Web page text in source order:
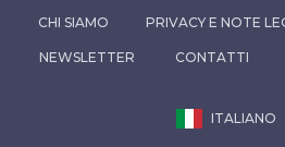
CHI SIAMO PRIVACY E NOTE
NEWSLETTER CONTATTI
ITALIANO